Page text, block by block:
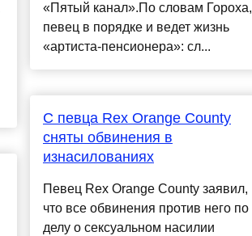
«Пятый канал».По словам Гороха,
певец в порядке и ведет жизнь
«артиста-пенсионера»: сл...
С певца Rex Orange County
сняты обвинения в
изнасилованиях
Певец Rex Orange County заявил,
что все обвинения против него по
делу о сексуальном насилии